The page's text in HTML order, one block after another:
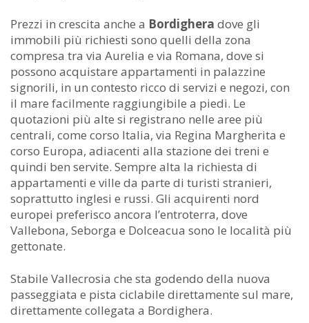
Prezzi in crescita anche a Bordighera dove gli
immobili più richiesti sono quelli della zona
compresa tra via Aurelia e via Romana, dove si
possono acquistare appartamenti in palazzine
signorili, in un contesto ricco di servizi e negozi, con
il mare facilmente raggiungibile a piedi. Le
quotazioni più alte si registrano nelle aree più
centrali, come corso Italia, via Regina Margherita e
corso Europa, adiacenti alla stazione dei treni e
quindi ben servite. Sempre alta la richiesta di
appartamenti e ville da parte di turisti stranieri,
soprattutto inglesi e russi. Gli acquirenti nord
europei preferisco ancora l’entroterra, dove
Vallebona, Seborga e Dolceacua sono le località più
gettonate.
Stabile Vallecrosia che sta godendo della nuova
passeggiata e pista ciclabile direttamente sul mare,
direttamente collegata a Bordighera.